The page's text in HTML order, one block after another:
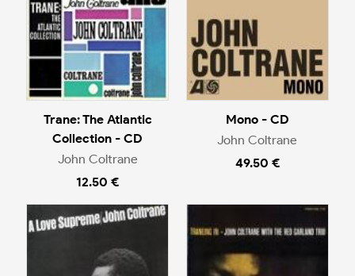
Trane: The Atlantic
Collection - CD
John Coltrane
12.50 €
Mono - CD
John Coltrane
49.50 €